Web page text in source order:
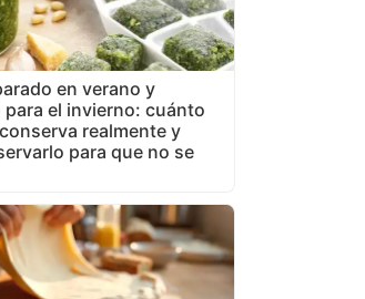
en verano y
el invierno: cuánto
realmente y
para que no se